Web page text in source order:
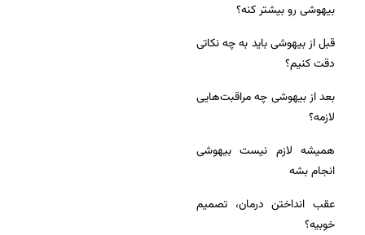
بیهوشی رو بیشتر کنه؟
قبل از بیهوشی باید به چه نکاتی
دقت کنیم؟
بعد از بیهوشی چه مراقبت‌هایی
لازمه؟
همیشه لازم نیست بیهوشی
انجام بشه
عقب انداختن درمان، تصمیم
خوبیه؟